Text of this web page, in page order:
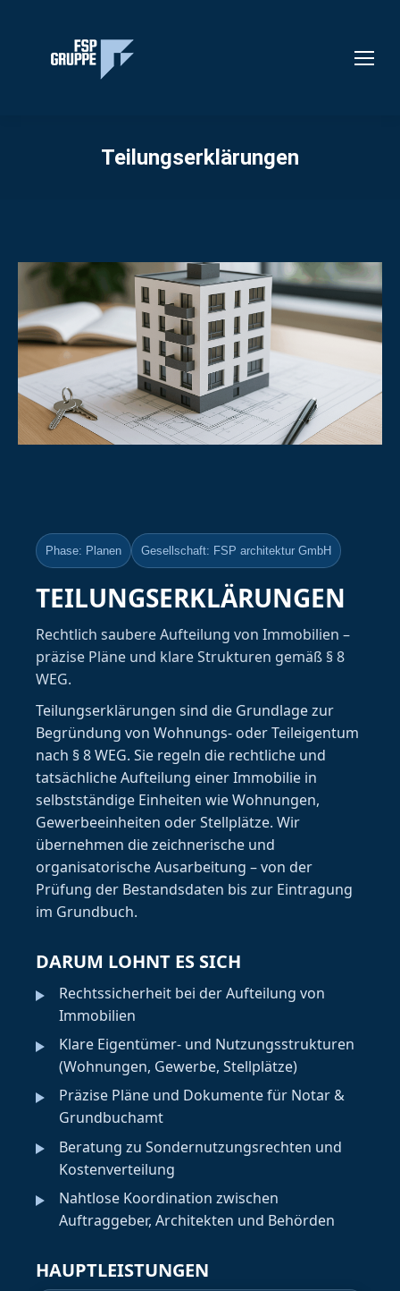
Teilungserklärungen
Phase: Planen Gesellschaft: FSP architektur GmbH
TEILUNGSERKLÄRUNGEN
Rechtlich saubere Aufteilung von Immobilien –
präzise Pläne und klare Strukturen gemäß § 8
WEG.
Teilungserklärungen sind die Grundlage zur
Begründung von Wohnungs- oder Teileigentum
nach § 8 WEG. Sie regeln die rechtliche und
tatsächliche Aufteilung einer Immobilie in
selbstständige Einheiten wie Wohnungen,
Gewerbeeinheiten oder Stellplätze. Wir
übernehmen die zeichnerische und
organisatorische Ausarbeitung – von der
Prüfung der Bestandsdaten bis zur Eintragung
im Grundbuch.
DARUM LOHNT ES SICH
Rechtssicherheit bei der Aufteilung von
Immobilien
Klare Eigentümer- und Nutzungsstrukturen
(Wohnungen, Gewerbe, Stellplätze)
Präzise Pläne und Dokumente für Notar &
Grundbuchamt
Beratung zu Sondernutzungsrechten und
Kostenverteilung
Nahtlose Koordination zwischen
Auftraggeber, Architekten und Behörden
HAUPTLEISTUNGEN